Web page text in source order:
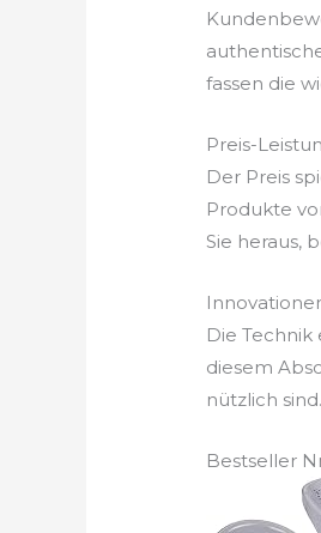
fassen die
Preis-
Der Preis
Produkte
Sie heraus,
Die
diesem
nützlich
Bestseller